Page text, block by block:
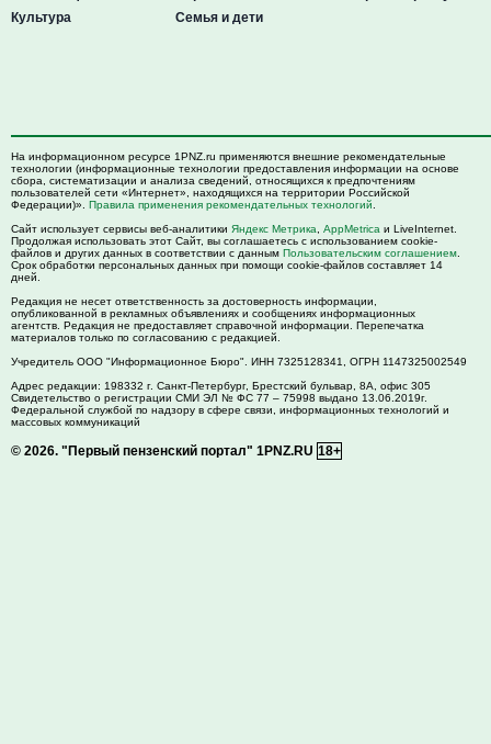
Культура
Семья и дети
На информационном ресурсе 1PNZ.ru применяются внешние рекомендательные
технологии (информационные технологии предоставления информации на основе
сбора, систематизации и анализа сведений, относящихся к предпочтениям
пользователей сети «Интернет», находящихся на территории Российской
Федерации)». Правила применения рекомендательных технологий
Сайт использует сервисы веб-аналитики Яндекс Метрика AppMetrica и LiveInternet.
Продолжая использовать этот Сайт, вы соглашаетесь с использованием cookie-
файлов и других данных в соответствии с данным Пользовательским соглашением
Срок обработки персональных данных при помощи cookie-файлов составляет 14
дней.
Редакция не несет ответственность за достоверность информации,
опубликованной в рекламных объявлениях и сообщениях информационных
агентств. Редакция не предоставляет справочной информации. Перепечатка
материалов только по согласованию с редакцией.
Учредитель ООО "Информационное Бюро". ИНН 7325128341, ОГРН 1147325002549
Адрес редакции: 198332 г. Санкт-Петербург, Брестский бульвар, 8А, офис 305
Свидетельство о регистрации СМИ ЭЛ № ФС 77 – 75998 выдано 13.06.2019г.
Федеральной службой по надзору в сфере связи, информационных технологий и
массовых коммуникаций
© 2026. "Первый пензенский портал" 1PNZ.RU 18+